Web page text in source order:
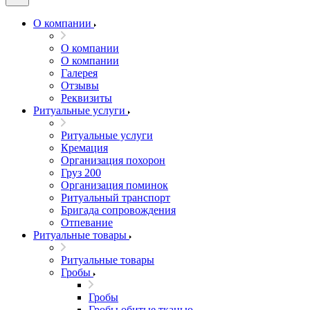
О компании
О компании
О компании
Галерея
Отзывы
Реквизиты
Ритуальные услуги
Ритуальные услуги
Кремация
Организация похорон
Груз 200
Организация поминок
Ритуальный транспорт
Бригада сопровождения
Отпевание
Ритуальные товары
Ритуальные товары
Гробы
Гробы